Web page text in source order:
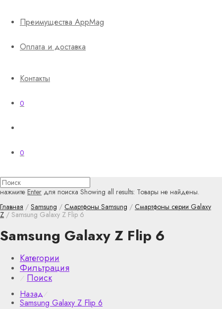
Преимущества AppMag
Оплата и доставка
Контакты
0
0
нажмите Enter для поиска Showing all results: Товары не найдены.
Главная / Samsung / Смартфоны Samsung / Смартфоны серии Galaxy
Z / Samsung Galaxy Z Flip 6
Samsung Galaxy Z Flip 6
Категории
Фильтрация
⁄ Поиск
Назад⁄
Samsung Galaxy Z Flip 6